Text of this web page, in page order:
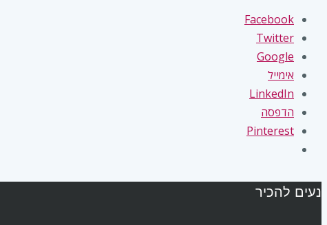
Facebook
Twitter
Google
אימייל
LinkedIn
הדפסה
Pinterest
נעים להכיר